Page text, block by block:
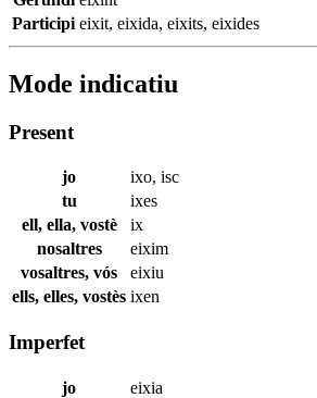
Participi eixit, eixida, eixits, eixides
Mode indicatiu
Present
jo ixo, isc
tu
ixes
ell, ella, vostè
ix
nosaltres
eixim
vosaltres, vós
eixiu
ells, elles, vostès ixen
Imperfet
jo
eixia